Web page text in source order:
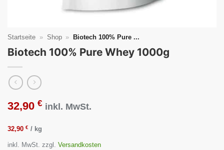
Startseite » Shop » Biotech 100% Pure ...
Biotech 100% Pure Whey 1000g
32,90 € inkl. MwSt.
32,90 € / kg
inkl. MwSt. zzgl. Versandkosten